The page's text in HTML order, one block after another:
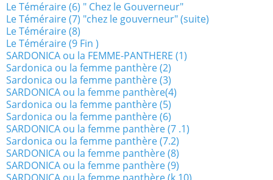
Le Téméraire (6) " Chez le Gouverneur"
Le Téméraire (7) "chez le gouverneur" (suite)
Le Téméraire (8)
Le Téméraire (9 Fin )
SARDONICA ou la FEMME-PANTHERE (1)
Sardonica ou la femme panthère (2)
Sardonica ou la femme panthère (3)
SARDONICA ou la femme panthère(4)
Sardonica ou la femme panthère (5)
Sardonica ou la femme panthère (6)
SARDONICA ou la femme panthère (7 .1)
Sardonica ou la femme panthère (7.2)
SARDONICA ou la femme panthère (8)
SARDONICA ou la femme panthère (9)